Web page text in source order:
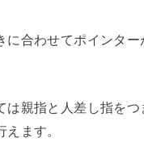
に合わせてポインター
は親指と人差し指を
ます。